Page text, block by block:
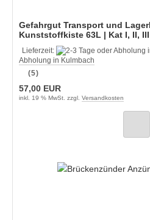
Gefahrgut Transport und Lagerkiste GGVS
Kunststoffkiste 63L | Kat I, II,
Staffelpreise
Lieferzeit:
Abholung in Kulmbach
(5)
57,00 EUR
inkl. 19 % MwSt. zzgl. Versandkosten